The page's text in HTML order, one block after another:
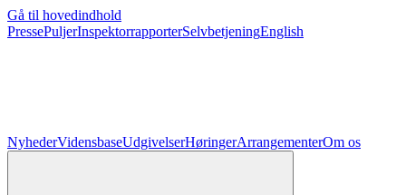
Gå til hovedindhold
PressePuljerInspektorrapporterSelvbetjeningEnglish
NyhederVidensbaseUdgivelserHøringerArrangementerOm os